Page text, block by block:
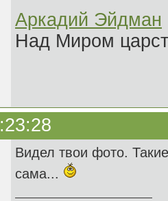
Аркадий Эйдман
Над Миром
Видел твои фото.
сама...